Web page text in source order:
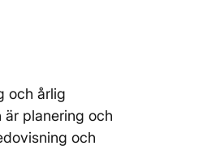
och årlig
planering och
och